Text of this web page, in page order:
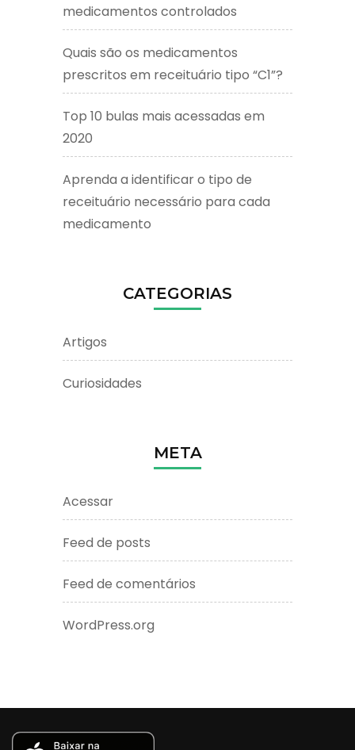
medicamentos controlados
Quais são os medicamentos
prescritos em receituário tipo “C1”?
Top 10 bulas mais acessadas em
2020
Aprenda a identificar o tipo de
receituário necessário para cada
medicamento
CATEGORIAS
Artigos
Curiosidades
META
Acessar
Feed de posts
Feed de comentários
WordPress.org